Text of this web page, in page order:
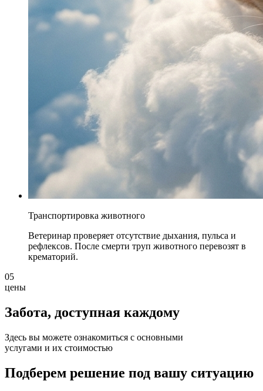
Транспортировка животного
Ветеринар проверяет отсутствие дыхания, пульса и
рефлексов. После смерти труп животного перевозят в
крематорий.
05
цены
Забота, доступная каждому
Здесь вы можете ознакомиться с основными
услугами и их стоимостью
Подберем решение под вашу ситуацию